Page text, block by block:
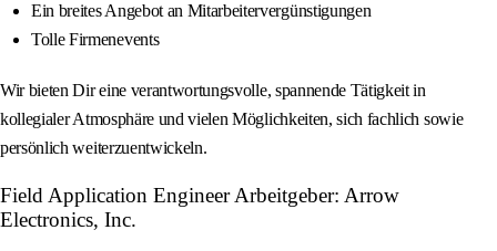
Ein breites Angebot an Mitarbeitervergünstigungen
Tolle Firmenevents
Wir bieten Dir eine verantwortungsvolle, spannende Tätigkeit in
kollegialer Atmosphäre und vielen Möglichkeiten, sich fachlich sowie
persönlich weiterzuentwickeln.
Field Application Engineer Arbeitgeber: Arrow
Electronics, Inc.